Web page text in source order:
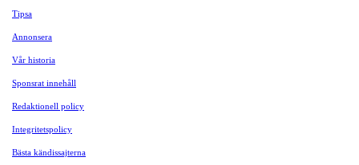
Tipsa
Annonsera
Vår historia
Sponsrat innehåll
Redaktionell policy
Integritetspolicy
Bästa kändissajterna